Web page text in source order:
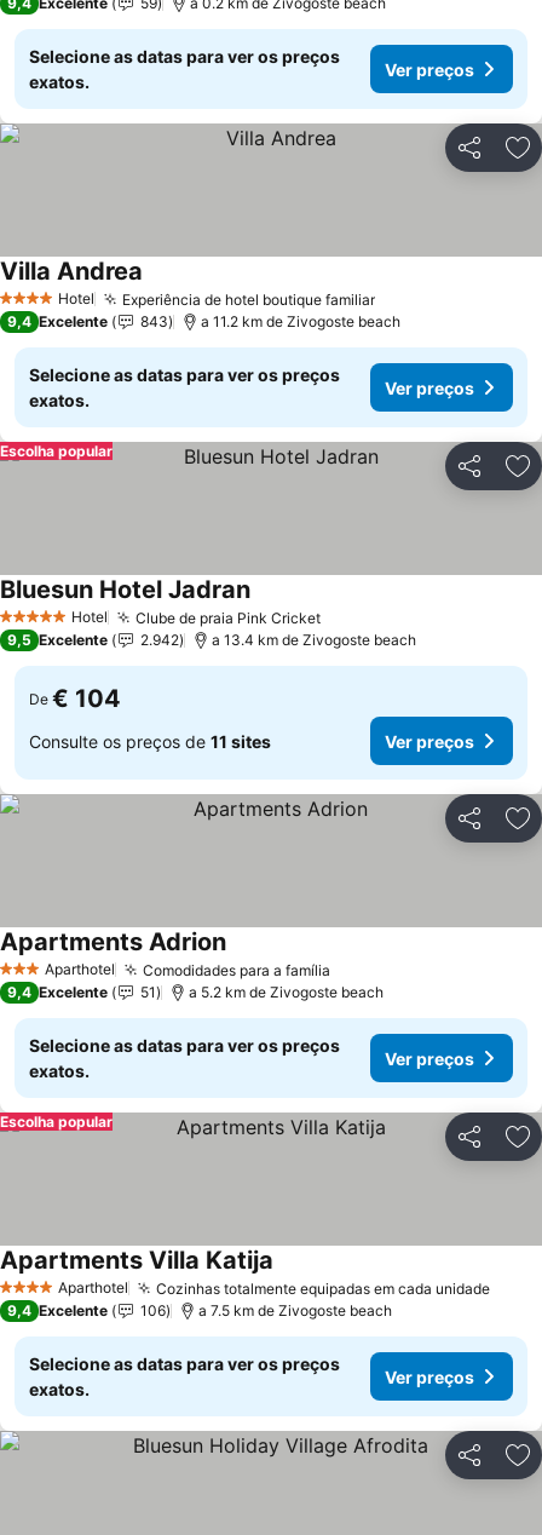
Selecione as datas para ver os preços
exatos.
Ver preços
Partilhar
4 EstrelasHotel Experiência de hotel boutique familiar
Villa Andrea
9,4 Excelente 843 a 11.2 km de Zivogoste beach
Selecione as datas para ver os preços
exatos.
Ver preços
Partilhar
Escolha popular
5 Estrelas Hotel Clube de praia Pink Cricket
Bluesun Hotel Jadran
9,5 Excelente 2.942 a 13.4 km de Zivogoste beach
De € 104
Consulte os preços de 11 sites Ver preços
Partilhar
3 EstrelasAparthotel Comodidades para a família
Apartments Adrion
9,4 Excelente 51 a 5.2 km de Zivogoste beach
Selecione as datas para ver os preços
exatos.
Ver preços
Partilhar
Escolha popular
4 EstrelasAparthotel Cozinhas totalmente equipadas em cada unidade
Apartments Villa Katija
9,4 Excelente 106 a 7.5 km de Zivogoste beach
Selecione as datas para ver os preços
exatos.
Ver preços
Partilhar